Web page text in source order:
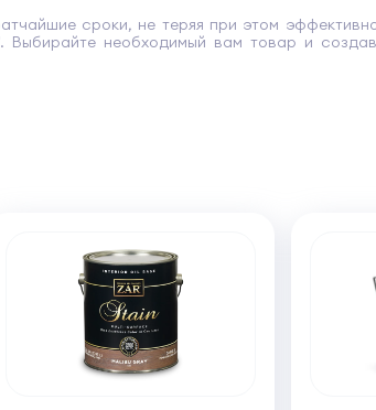
сроки, не теряя при этом
Выбирайте необходимый вам товар и